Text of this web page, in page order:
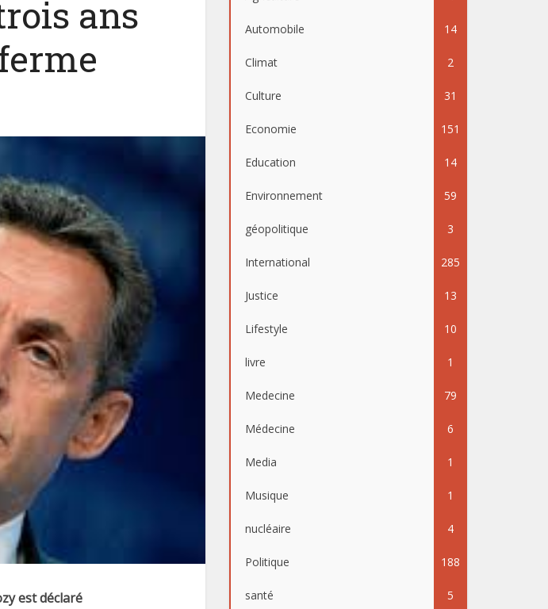
ans
est déclaré
Automobile 14
Climat 2
Culture 31
Economie 151
Education 14
Environnement 59
géopolitique 3
International 285
Justice 13
Lifestyle 10
livre 1
Medecine 79
Médecine 6
Media 1
Musique 1
nucléaire 4
Politique 188
santé 5